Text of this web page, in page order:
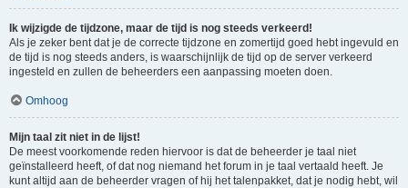
Ik wijzigde de tijdzone, maar de tijd is nog steeds verkeerd!
Als je zeker bent dat je de correcte tijdzone en zomertijd goed hebt ingevuld en
de tijd is nog steeds anders, is waarschijnlijk de tijd op de server verkeerd
ingesteld en zullen de beheerders een aanpassing moeten doen.
Omhoog
Mijn taal zit niet in de lijst!
De meest voorkomende reden hiervoor is dat de beheerder je taal niet
geïnstalleerd heeft, of dat nog niemand het forum in je taal vertaald heeft. Je
kunt altijd aan de beheerder vragen of hij het talenpakket, dat je nodig hebt, wil